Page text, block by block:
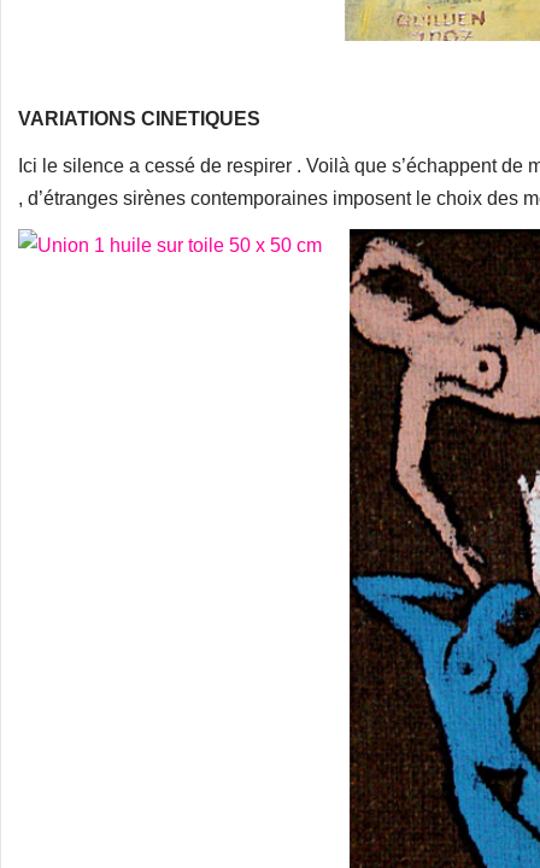
VARIATIONS CINETIQUES
Ici le silence a cessé de respirer . Voilà que s’échappent
, d’étranges sirènes contemporaines imposent le choix des